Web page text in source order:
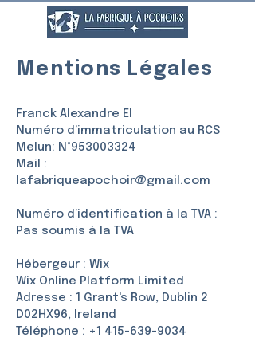
Mentions Légales
Franck Alexandre EI
Numéro d’immatriculation au RCS
Melun: N°953003324
Mail :
lafabriqueapochoir@gmail.com
Numéro d’identification à la TVA :
Pas soumis à la TVA
Hébergeur : Wix
Wix Online Platform Limited
Adresse : 1 Grant's Row, Dublin 2
D02HX96, Ireland
Téléphone : +1 415-639-9034